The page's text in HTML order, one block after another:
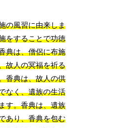
の風習に由来しま
をすることで功徳
典は、僧侶に布施
故人の冥福を祈る
香典は、故人の供
なく、遺族の生活
す。香典は、遺族
あり、香典を包む